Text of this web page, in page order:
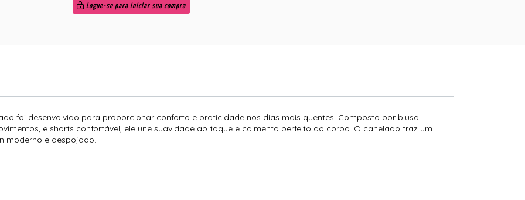
Logue-se para iniciar sua compra
foi desenvolvido para proporcionar conforto e praticidade nos dias mais quentes. Composto por blusa
e shorts confortável, ele une suavidade ao toque e caimento perfeito ao corpo. O canelado traz um
moderno e despojado.